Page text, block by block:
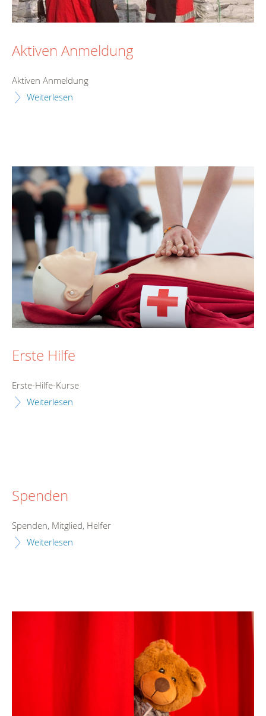
Aktiven Anmeldung
Aktiven Anmeldung
Weiterlesen
Erste Hilfe
Erste-Hilfe-Kurse
Weiterlesen
Spenden
Spenden, Mitglied, Helfer
Weiterlesen